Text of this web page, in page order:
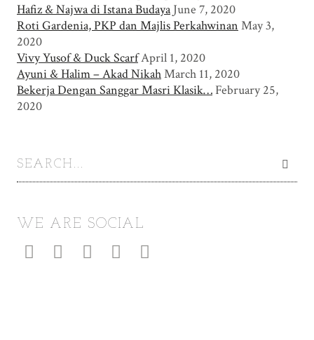
Hafiz & Najwa di Istana Budaya June 7, 2020
Roti Gardenia, PKP dan Majlis Perkahwinan May 3,
2020
Vivy Yusof & Duck ScarfApril 1, 2020
Ayuni & Halim – Akad NikahMarch 11, 2020
Bekerja Dengan Sanggar Masri Klasik… February 25,
2020
WE ARE SOCIAL